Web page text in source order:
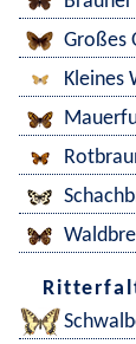
Großes
Kleines